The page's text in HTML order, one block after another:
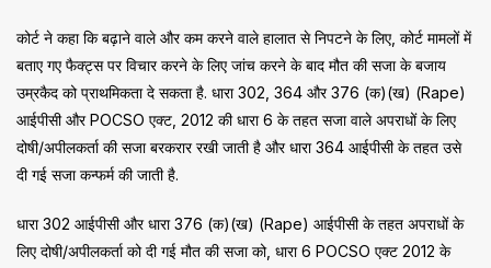
कोर्ट ने कहा कि बढ़ाने वाले और कम करने वाले हालात से निपटने के लिए, कोर्ट मामलों में
बताए गए फैक्ट्स पर विचार करने के लिए जांच करने के बाद मौत की सजा के बजाय
उम्रकैद को प्राथमिकता दे सकता है. धारा 302, 364 और 376 (क)(ख) (Rape)
आईपीसी और POCSO एक्ट, 2012 की धारा 6 के तहत सजा वाले अपराधों के लिए
दोषी/अपीलकर्ता की सजा बरकरार रखी जाती है और धारा 364 आईपीसी के तहत उसे
दी गई सजा कन्फर्म की जाती है.
धारा 302 आईपीसी और धारा 376 (क)(ख) (Rape) आईपीसी के तहत अपराधों के
लिए दोषी/अपीलकर्ता को दी गई मौत की सजा को, धारा 6 POCSO एक्ट 2012 के